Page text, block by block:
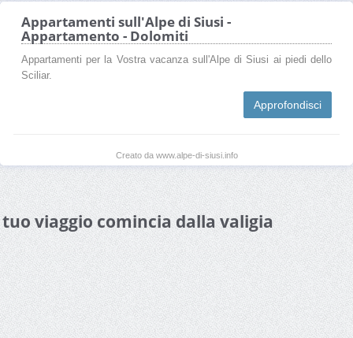
Appartamenti sull'Alpe di Siusi -
Appartamento - Dolomiti
Appartamenti per la Vostra vacanza sull'Alpe di Siusi ai piedi dello
Sciliar.
Approfondisci
Creato da www.alpe-di-siusi.info
viaggio comincia dalla valigia